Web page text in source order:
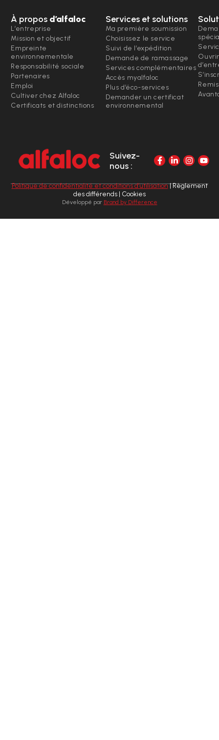
À propos d’alfaloc
L’entreprise
Mission et objectif
Empreinte
environnementale
Responsabilité sociale
Partenaires
Emploi
Cultiver chez Alfaloc
Certificats et distinctions
Services et solutions
Ma première soumission
Choisissez le service
Suivi de l’expédition
Demande de ramassage
Services complémentaires
Accès myalfaloc
Plus d’éco-services
Demander un certificat
environnemental
Suivez-
nous :
Politique de confidentialité et conditions d’utilisation| Règlement
des différends | Cookies
Développé par Brand by Difference